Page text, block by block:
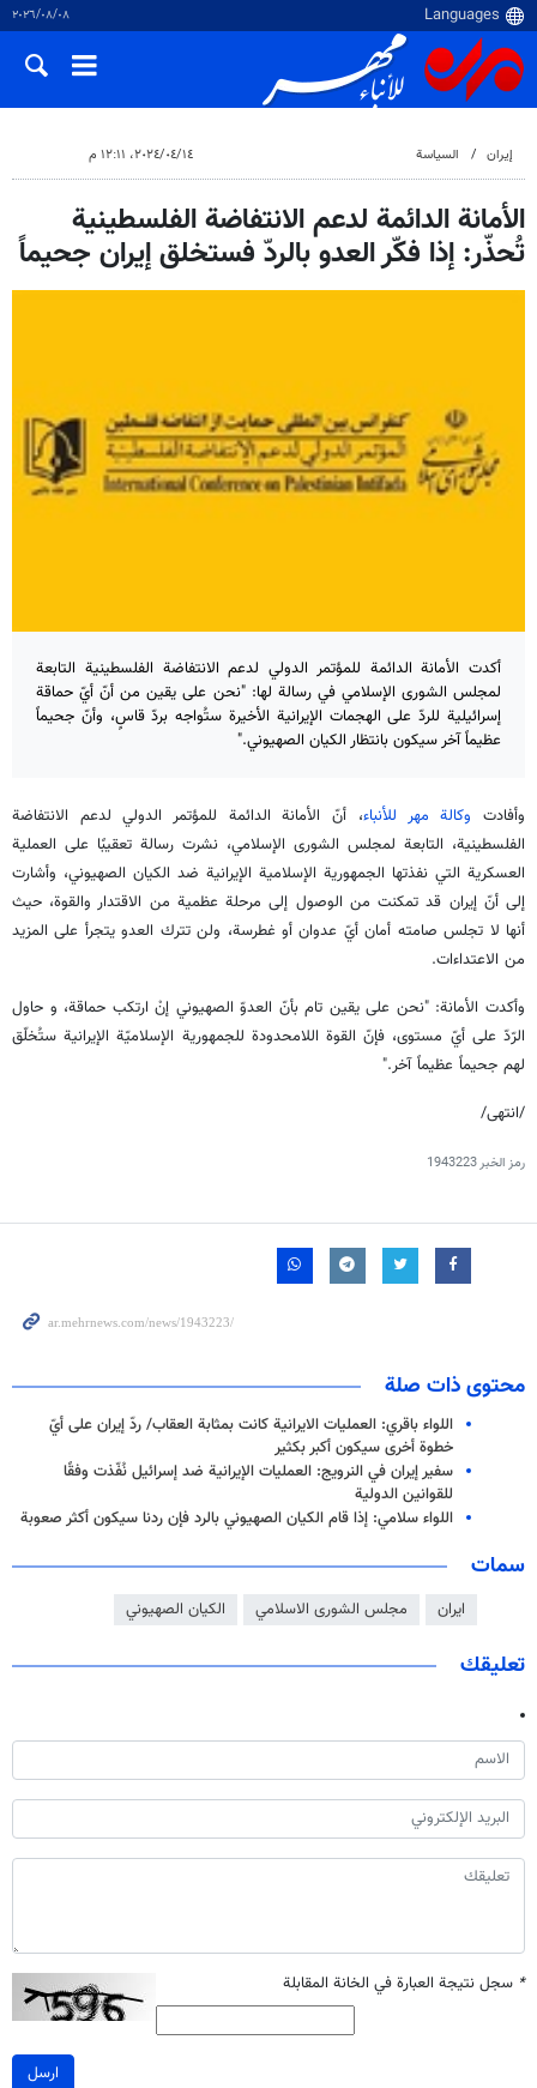
٠٨‏/٠٨‏/٢٠٢٦
إيران السياسة ١٤‏/٠٤‏/٢٠٢٤، ١٢:١١ م
الأمانة الدائمة لدعم الانتفاضة الفلسطينية
تُحذّر: إذا فكّر العدو بالردّ فستخلق إيران جحیماً
أكدت الأمانة الدائمة للمؤتمر الدولي لدعم الانتفاضة الفلسطينية التابعة
لمجلس الشورى الإسلامي في رسالة لها: "نحن على يقين من أنّ أيّ حماقة
إسرائيلية للردّ على الهجمات الإيرانية الأخيرة ستُواجه بردّ قاسٍ، وأنّ جحيماً
عظيماً آخر سيكون بانتظار الكيان الصهيوني."
وأفادت وكالة مهر للأنباء، أنّ الأمانة الدائمة للمؤتمر الدولي لدعم الانتفاضة
الفلسطينية، التابعة لمجلس الشورى الإسلامي، نشرت رسالة تعقيبًا على العملية
العسكرية التي نفذتها الجمهورية الإسلامية الإيرانية ضد الكيان الصهيوني، وأشارت
إلى أنّ إيران قد تمكنت من الوصول إلى مرحلة عظمية من الاقتدار والقوة، حيث
أنها لا تجلس صامته أمان أيّ عدوان أو غطرسة، ولن تترك العدو يتجرأ على المزيد
من الاعتداءات.
وأكدت الأمانة: "نحن على يقين تام بأنّ العدوّ الصهيوني إنْ ارتكب حماقة، و حاول
الرّدّ على أيّ مستوى، فإنّ القوة اللامحدودة للجمهورية الإسلاميّة الإيرانية ستُخلّق
لهم جحيماً عظيماً آخر."
/انتهى/
رمز الخبر1943223
محتوى ذات صلة
اللواء باقري: العمليات الايرانية كانت بمثابة العقاب/ ردّ إيران على أيّ
خطوة أخرى سيكون أكبر بكثير
سفير إيران في النرويج: العمليات الإيرانية ضد إسرائيل نُفّذت وفقًا
للقوانين الدولية
اللواء سلامي: إذا قام الكيان الصهيوني بالرد فإن ردنا سيكون أكثر صعوبة
سمات
ايران مجلس الشورى الاسلامي الكيان الصهيوني
تعليقك
* سجل نتيجة العبارة في الخانة المقابلة
ارسل